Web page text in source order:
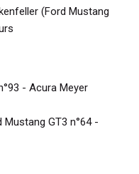
(Ford Mustang
- Acura Meyer
Mustang GT3 n°64 -